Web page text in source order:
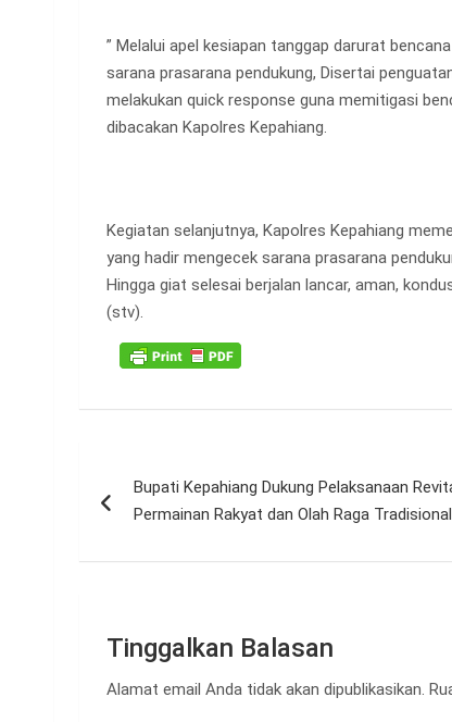
” Melalui apel kesiapan tanggap darurat
sarana prasarana pendukung, Disertai
melakukan quick response guna memitigasi
dibacakan Kapolres Kepahiang.
Kegiatan selanjutnya, Kapolres Kepahiang
yang hadir mengecek sarana prasarana
Hingga giat selesai berjalan lancar, aman,
(stv).
posBupati Kepahiang Dukung Pelaksanaan
Permainan Rakyat dan Olah Raga Tradisional
Tinggalkan Balasan
Alamat email Anda tidak akan dipublikasikan.